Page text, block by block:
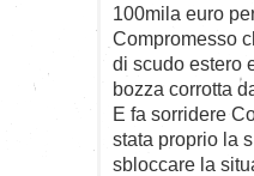
100mila euro
Compromesso
di scudo estero
bozza corrotta
E fa sorridere
stata proprio la
sbloccare la